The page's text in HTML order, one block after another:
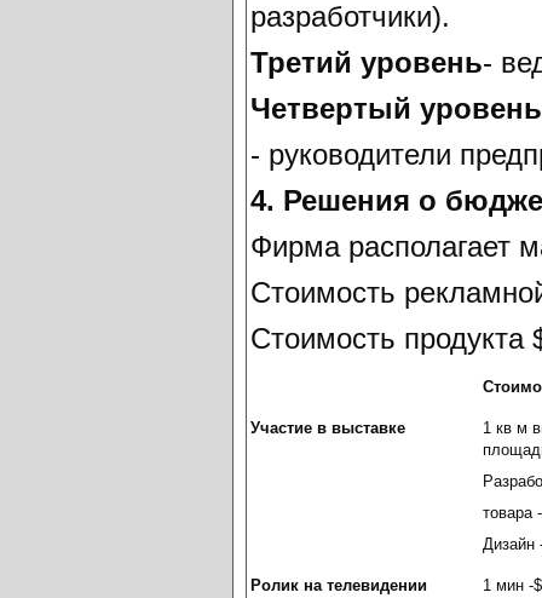
разработчики).
Третий уровень-
Четвертый уровень
- руководители
4. Решения о
Фирма располагает
Стоимость
Стоимость продукта
Участие в выставке
1 кв м
товара
Дизайн
Ролик на телевидении 1 мин -